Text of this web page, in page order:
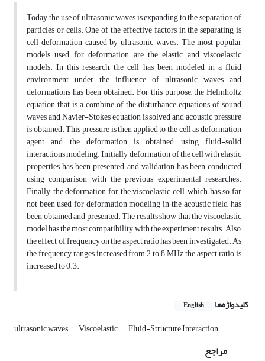
Today, the use of ultrasonic waves is expanding to the separation of
particles or cells. One of the effective factors in the separating is
cell deformation caused by ultrasonic waves. The most popular
models used for deformation are the elastic and viscoelastic
models. In this research, the cell has been modeled in a fluid
environment under the influence of ultrasonic waves and
deformations has been obtained. For this purpose, the Helmholtz
equation that is a combine of the disturbance equations of sound
waves and Navier-Stokes equation is solved and acoustic pressure
is obtained. This pressure is then applied to the cell as deformation
agent and the deformation is obtained using fluid-solid
interactions modeling. Initially, deformation of the cell with elastic
properties has been presented and validation has been conducted
using comparison with the previous experimental researches.
Finally, the deformation for the viscoelastic cell, which has so far
not been used for deformation modeling in the acoustic field, has
been obtained and presented. The results show that the viscoelastic
model has the most compatibility with the experiment results. Also,
the effect of frequency on the aspect ratio has been investigated. As
the frequency ranges increased from 2 to 8 MHz, the aspect ratio is
increased to 0.3.
کلیدواژه‌ها English
ultrasonic waves Viscoelastic Fluid-Structure Interaction
مراجع